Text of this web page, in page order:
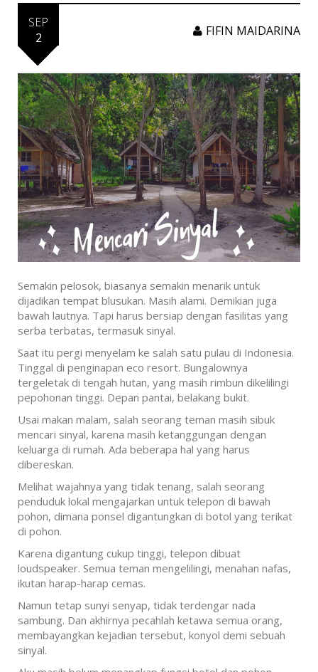
SEP
2
FIFIN MAIDARINA
Semakin pelosok, biasanya semakin menarik untuk
dijadikan tempat blusukan. Masih alami. Demikian juga
bawah lautnya. Tapi harus bersiap dengan fasilitas yang
serba terbatas, termasuk sinyal.
Saat itu pergi menyelam ke salah satu pulau di Indonesia.
Tinggal di penginapan eco resort. Bungalownya
tergeletak di tengah hutan, yang masih rimbun dikelilingi
pepohonan tinggi. Depan pantai, belakang bukit.
Usai makan malam, salah seorang teman masih sibuk
mencari sinyal, karena masih ketanggungan dengan
keluarga di rumah. Ada beberapa hal yang harus
dibereskan.
Melihat wajahnya yang tidak tenang, salah seorang
penduduk lokal mengajarkan untuk telepon di bawah
pohon, dimana ponsel digantungkan di botol yang terikat
di pohon.
Karena digantung cukup tinggi, telepon dibuat
loudspeaker. Semua teman mengelilingi, menahan nafas,
ikutan harap-harap cemas.
Namun tetap sunyi senyap, tidak terdengar nada
sambung. Dan akhirnya pecahlah ketawa semua orang,
membayangkan kejadian tersebut, konyol demi sebuah
sinyal.